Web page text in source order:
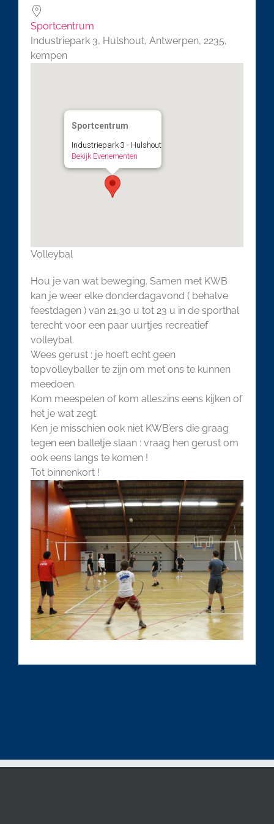
Sportcentrum
Industriepark 3, Hulshout, Antwerpen, 2235,
kempen
Sportcentrum
Industriepark 3 - Hulshout
Bekijk Evenementen
Volleybal
Hou je van wat beweging. Samen met KWB
kan je weer elke donderdagavond ( behalve
feestdagen ) van 21,30 u tot 23 u in de sporthal
terecht voor een paar uurtjes recreatief
volleybal.
Wees gerust : je hoeft echt geen
topvolleyballer te zijn om met ons te kunnen
meedoen.
Kom meespelen of kom alleszins eens kijken of
het je wat zegt.
Ken je misschien ook niet KWB’ers die graag
tegen een balletje slaan : vraag hen gerust om
ook eens langs te komen !
Tot binnenkort !